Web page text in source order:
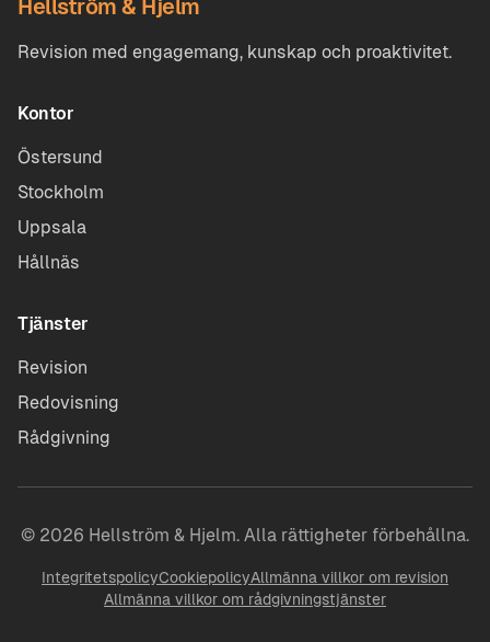
Hellström & Hjelm
Revision med engagemang, kunskap och proaktivitet.
Kontor
Östersund
Stockholm
Uppsala
Hållnäs
Tjänster
Revision
Redovisning
Rådgivning
© 2026 Hellström & Hjelm. Alla rättigheter förbehållna.
IntegritetspolicyCookiepolicyAllmänna villkor om revision
Allmänna villkor om rådgivningstjänster